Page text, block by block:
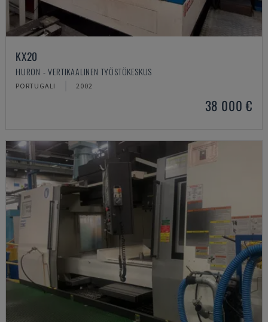
KX20
HURON - VERTIKAALINEN TYÖSTÖKESKUS
PORTUGALI 2002
38 000 €